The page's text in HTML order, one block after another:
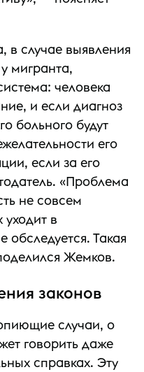
в случае выявления
мигранта,
человека
и если диагноз
больного будут
его
если за его
«Проблема
не совсем
в
обследуется. Такая
Жемков.
законов
случаи, о
говорить даже
справках. Эту